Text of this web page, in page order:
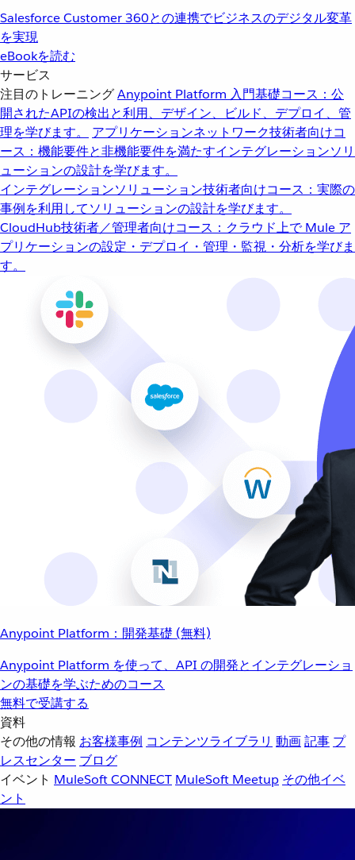
Salesforce Customer 360との連携でビジネスのデジタル変革
を実現
eBookを読む
サービス
注目のトレーニングAnypoint Platform 入門基礎コース：公
開されたAPIの検出と利用、デザイン、ビルド、デプロイ、管
理を学びます。
アプリケーションネットワーク技術者向けコ
ース：機能要件と非機能要件を満たすインテグレーションソリ
ューションの設計を学びます。
インテグレーションソリューション技術者向けコース：実際の
事例を利用してソリューションの設計を学びます。
CloudHub技術者／管理者向けコース：クラウド上で Mule ア
プリケーションの設定・デプロイ・管理・監視・分析を学びま
す。
Anypoint Platform：開発基礎 (無料)
Anypoint Platform を使って、API の開発とインテグレーショ
ンの基礎を学ぶためのコース
無料で受講する
資料
その他の情報 お客様事例 コンテンツライブラリ 動画記事 プ
レスセンター ブログ
イベント MuleSoft CONNECT MuleSoft Meetup その他イベ
ント